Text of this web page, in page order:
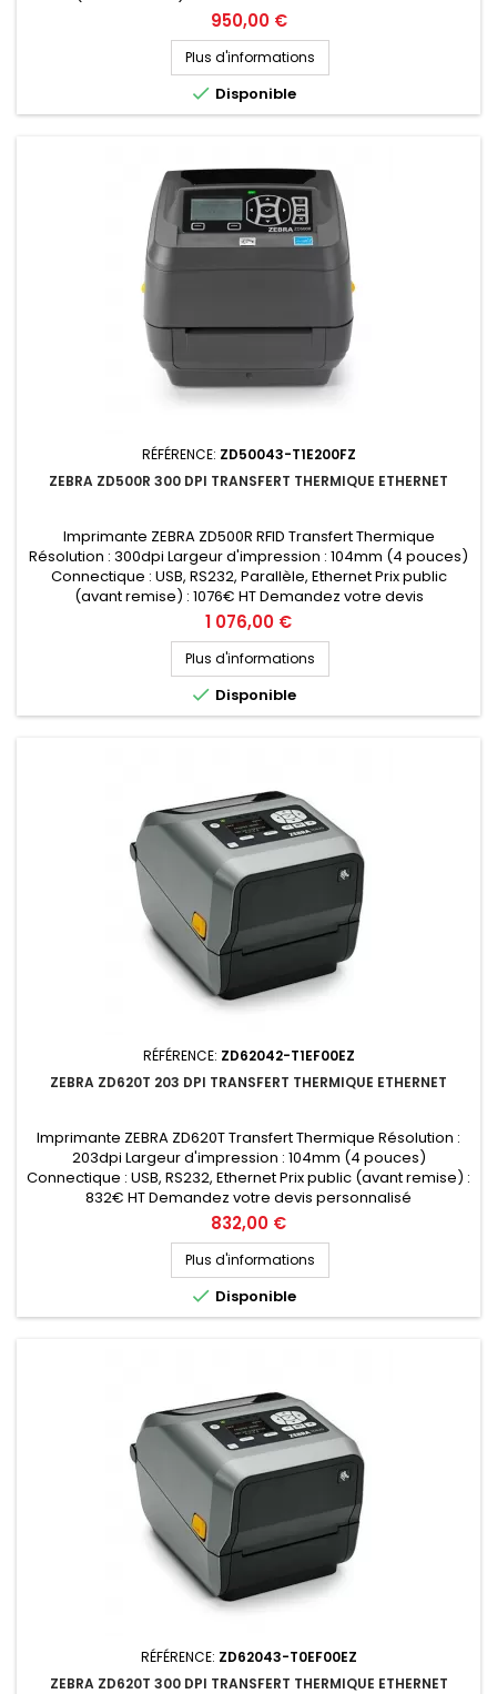
personnalisé
Prix
950,00 €
Plus d'informations
 Disponible
RÉFÉRENCE: ZD50043-T1E200FZ
ZEBRA ZD500R 300 DPI TRANSFERT THERMIQUE ETHERNET
Imprimante ZEBRA ZD500R RFID Transfert Thermique
Résolution : 300dpi Largeur d'impression : 104mm (4 pouces)
Connectique : USB, RS232, Parallèle, Ethernet Prix public
(avant remise) : 1076€ HT Demandez votre devis
personnalisé
Prix
1 076,00 €
Plus d'informations
 Disponible
RÉFÉRENCE: ZD62042-T1EF00EZ
ZEBRA ZD620T 203 DPI TRANSFERT THERMIQUE ETHERNET
Imprimante ZEBRA ZD620T Transfert Thermique Résolution :
203dpi Largeur d'impression : 104mm (4 pouces)
Connectique : USB, RS232, Ethernet Prix public (avant remise) :
832€ HT Demandez votre devis personnalisé
Prix
832,00 €
Plus d'informations
 Disponible
RÉFÉRENCE: ZD62043-T0EF00EZ
ZEBRA ZD620T 300 DPI TRANSFERT THERMIQUE ETHERNET